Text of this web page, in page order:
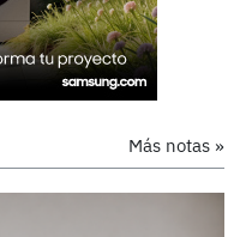
Más notas »